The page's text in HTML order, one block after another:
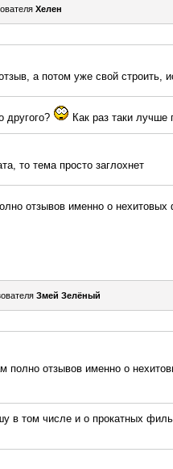
Хелен
а потом уже свой строить,
другого? Как раз таки лучше
то тема просто заглохнет
отзывов именно о нехитовых
Змей Зелёный
полно отзывов именно о
в том числе и о прокатных